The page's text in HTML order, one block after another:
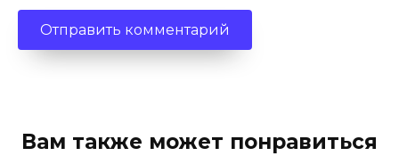
Вам также может понравиться